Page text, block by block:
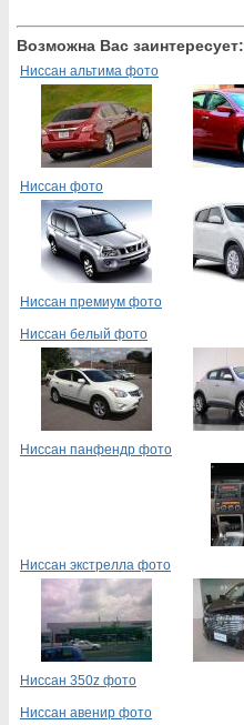
Возможна Вас заинтересует:
Ниссан альтима фото
Ниссан фото
Ниссан премиум фото
Ниссан белый фото
Ниссан панфендр фото
Ниссан экстрелла фото
Ниссан 350z фото
Ниссан авенир фото